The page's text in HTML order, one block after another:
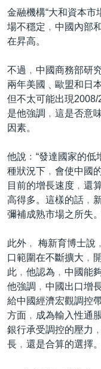
金融機構“大和資本市
場不穩定﹐中國內部
在昇高。
不過﹐中國商務部研
兩年美國﹑歐盟和日
但不太可能出現
是他強調﹐這是否意
因素。
他說﹕“發達國家的
種狀況下﹐會使中國
目前的增長速度﹐還
高得多。這樣的話﹐
彌補成熟市場之所失
此外﹐ 梅新育博士說
口範圍在不斷擴大﹐
此﹐他認為﹐中國能
他強調﹐中國出口增
給中國經濟宏觀調控
方面﹐成為輸入性通
銀行承受調控的壓力
長﹐還是合算的選擇。